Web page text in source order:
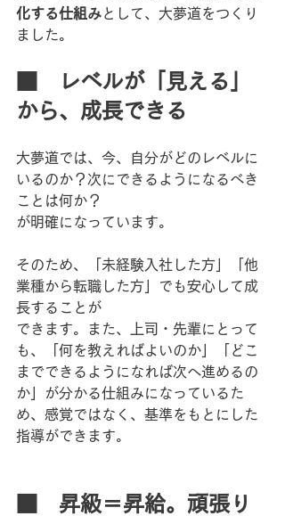
化する仕組みとして、大夢道をつくり
ました。
■　レベルが「見える」
から、成長できる
大夢道では、今、自分がどのレベルに
いるのか？次にできるようになるべき
ことは何か？
が明確になっています。
そのため、「未経験入社した方」「他
業種から転職した方」でも安心して成
長することが
できます。また、上司・先輩にとって
も、「何を教えればよいのか」「どこ
までできるようになれば次へ進めるの
か」が分かる仕組みになっているた
め、感覚ではなく、基準をもとにした
指導ができます。
■　昇級＝昇給。頑張り